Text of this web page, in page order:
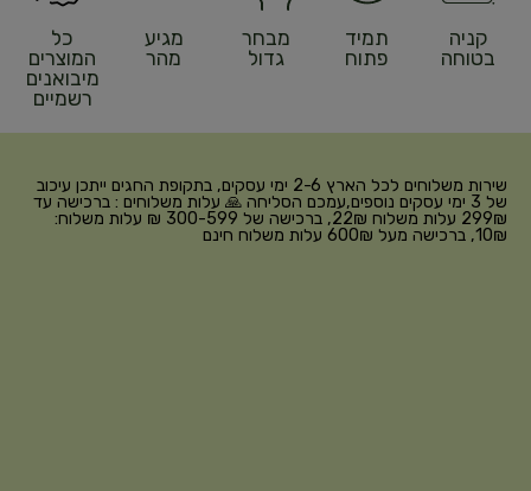
קניה
בטוחה
תמיד
פתוח
מבחר
גדול
מגיע
מהר
כל
המוצרים
מיבואנים
רשמיים
שירות משלוחים לכל הארץ 2-6 ימי עסקים, בתקופת החגים ייתכן עיכוב
של 3 ימי עסקים נוספים,עמכם הסליחה 🙏 עלות משלוחים : ברכישה עד
299₪ עלות משלוח 22₪, ברכישה של 300-599 ₪ עלות משלוח:
10₪, ברכישה מעל 600₪ עלות משלוח חינם